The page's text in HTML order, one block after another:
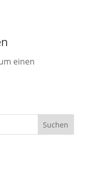
einen